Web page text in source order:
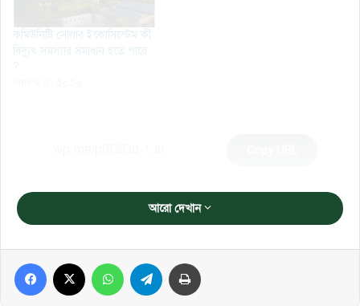
কমিউনিটি সোলার ইকোসিস্টেম কী
বিদ্যুৎ সমস্যার সমাধান হতে পারে
আরো দেখান